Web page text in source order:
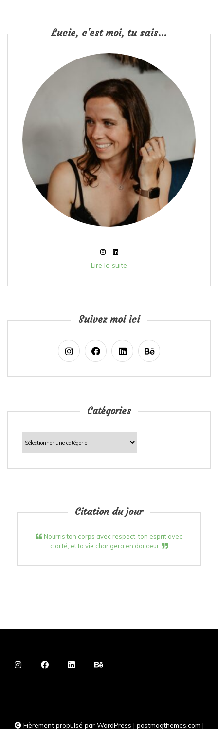
Lucie, c'est moi, tu sais...
Lire la suite
Suivez moi ici
Catégories
Catégories
Citation du jour
Nourris ton corps avec respect, ton esprit avec
clarté, et ta vie changera en douceur.
Fièrement propulsé par WordPress | postmagthemes.com |